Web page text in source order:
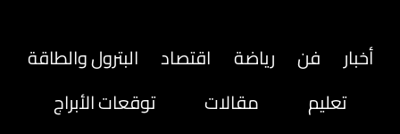
أخبار فن رياضة اقتصاد
البترول والطاقة
تعليم
مقالات
توقعات الأبراج